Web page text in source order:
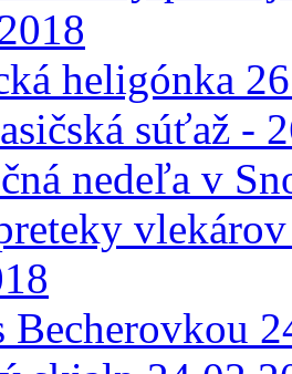
heligónka
súťaž -
nedeľa v
Becherovkou